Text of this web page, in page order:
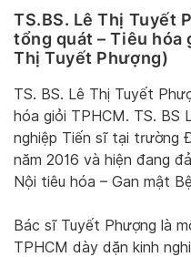
TS.BS. Lê Thị Tuyết
tổng quát – Tiêu hóa
Thị Tuyết Phượng)
TS. BS. Lê Thị Tuyết
hóa giỏi TPHCM. TS. BS
nghiệp Tiến sĩ tại trường
năm 2016 và hiện đang
Nội tiêu hóa – Gan mật
Bác sĩ Tuyết Phượng là
TPHCM dày dặn kinh